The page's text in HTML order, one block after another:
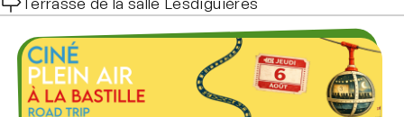
Guided tours for groups
Around the Bastille
Via ferrata
Business events
Who we are
Our CSR charter
Emblematic Auvergne-Rhône-Alpes Sites
ATMO
Our blog